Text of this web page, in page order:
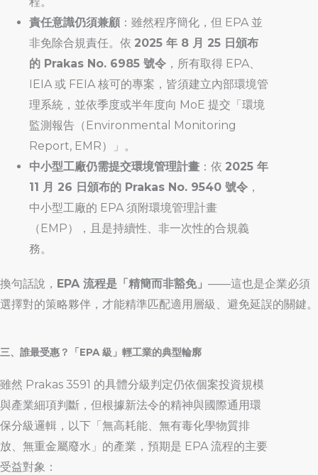
責任意識仍須兼顧：雖然程序簡化，但 EPA 並
非免除合規責任。依 2025 年 8 月 25 日頒布
的 Prakas No. 6985 號令 ，所有取得 EPA、
IEIA 或 FEIA 核可的專案，皆須建立內部環境管
理系統，並依季度或半年度向 MoE 提交「環境
監測報告（Environmental Monitoring
Report, EMR）」。
中小型工廠仍需提交環境管理計畫 ：依 2025 年
11 月 26 日頒布的 Prakas No. 9540 號令 ，
中小型工廠的 EPA 須附環境管理計畫
（EMP），且是持續性、非一次性的合規義
務。
換句話說， EPA 流程是「精簡而非豁免」 ——這也是企業必須
選擇對的策略夥伴，才能精準匹配適用層級、避免延誤的關鍵。
三、誰最受惠？「EPA 級」輕工業的典型輪廓
雖然 Prakas 3591 的具體分級判定仍依個案投資規模
與產業細項判斷，但根據新法令的精神與國際通用環
保分級邏輯，以下「無高耗能、無有毒化學物質排
放、無重金屬廢水」的產業，預期是 EPA 流程的主要
受益對象：